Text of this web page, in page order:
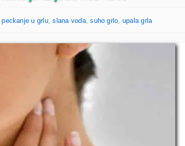
peckanje u grlu,slana voda,suho grlo upala grla